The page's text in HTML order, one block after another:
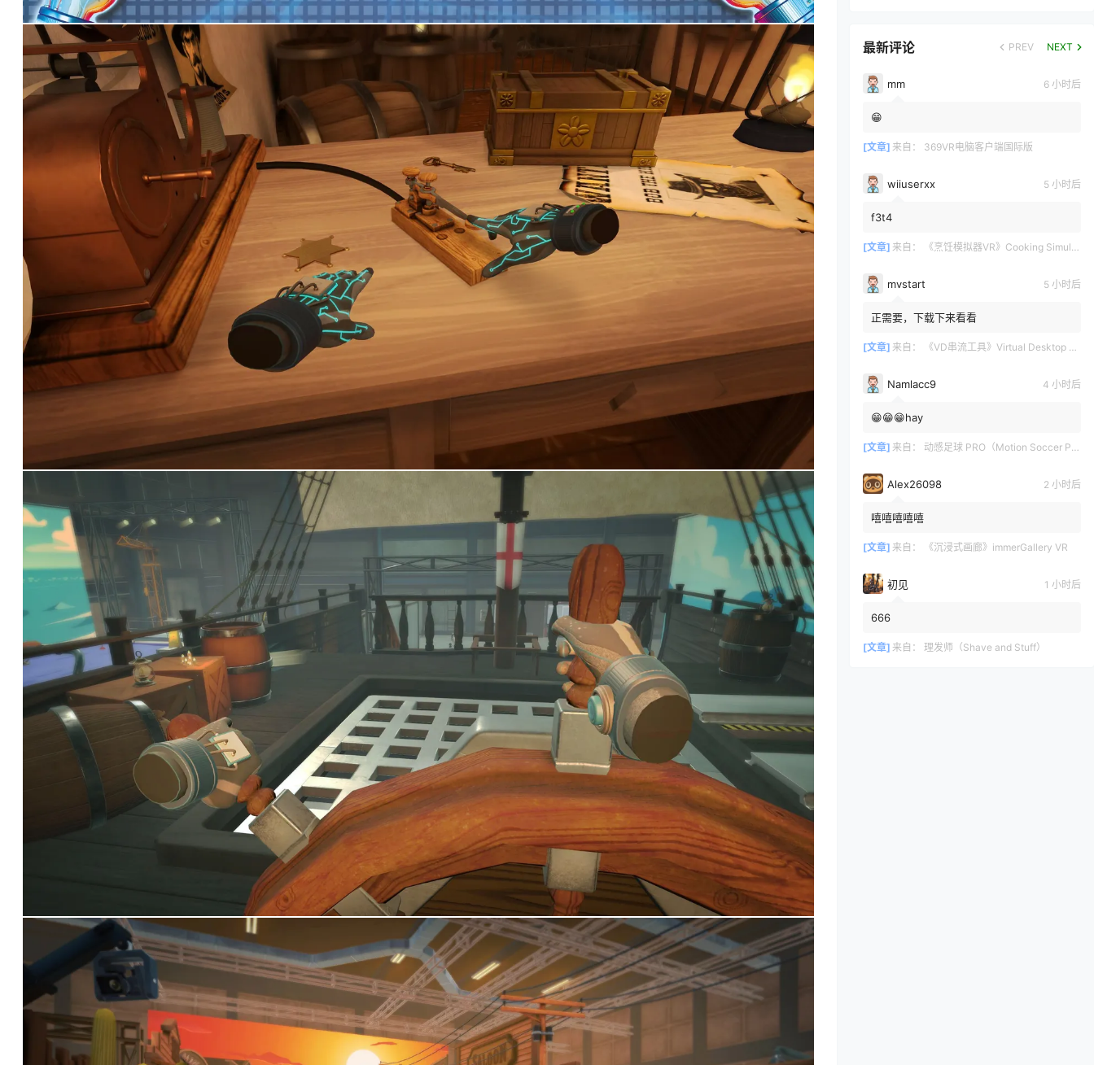
最新评论 PREV NEXT
mm 6 小时后
😁
[文章] 来自： 369VR电脑客户端国际版
wiiuserxx 5 小时后
f3t4
[文章] 来自： 《烹饪模拟器VR》Cooking Simulator VR
mvstart 5 小时后
正需要，下载下来看看
[文章] 来自： 《VD串流工具》Virtual Desktop 破解版
Namlacc9 4 小时后
😁😁😁hay
[文章] 来自： 动感足球 PRO（Motion Soccer PRO）
Alex26098 2 小时后
嘻嘻嘻嘻嘻
[文章] 来自： 《沉浸式画廊》immerGallery VR
初见 1 小时后
666
[文章] 来自： 理发师（Shave and Stuff）